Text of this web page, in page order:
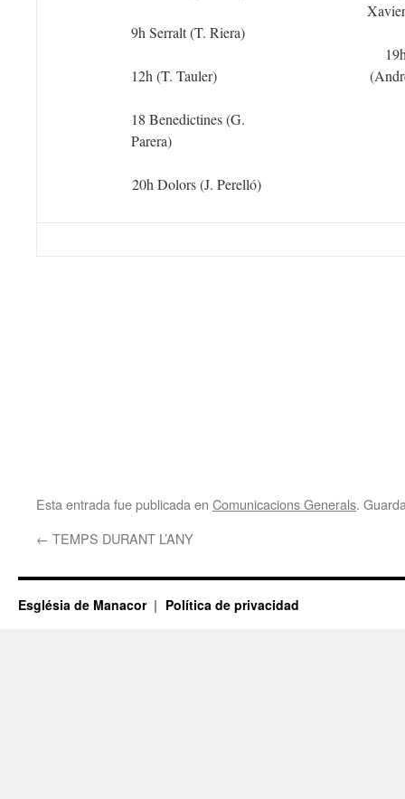
9h Serralt (T. Riera)
12h (T. Tauler)
18 Benedictines (G.
Parera)
20h Dolors (J. Perelló)
Esta entrada fue publicada en Comunicacions Generals.
← TEMPS DURANT L’ANY
Església de Manacor Política de privacidad